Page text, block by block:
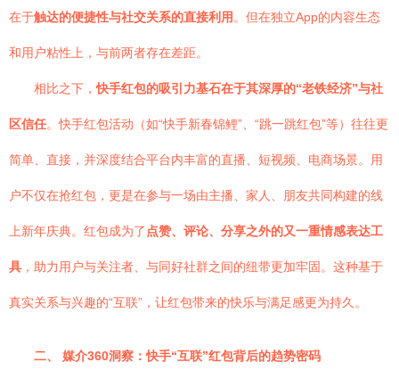
在于触达的便捷性与社交关系的直接利用 。但在独立App的内容生态
和用户粘性上，与前两者存在差距。
相比之下，快手红包的吸引力基石在于其深厚的“老铁经济”与社
区信任。快手红包活动（如“快手新春锦鲤”、“跳一跳红包”等）往往更
简单、直接，并深度结合平台内丰富的直播、短视频、电商场景。用
户不仅在抢红包，更是在参与一场由主播、家人、朋友共同构建的线
上新年庆典。红包成为了 点赞、评论、分享之外的又一重情感表达工
具 ，助力用户与关注者、与同好社群之间的纽带更加牢固。这种基于
真实关系与兴趣的“互联”，让红包带来的快乐与满足感更为持久。
二、 媒介360洞察：快手“互联”红包背后的趋势密码